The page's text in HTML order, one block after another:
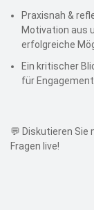
Praxisnah &
Motivation aus
erfolgreiche
Ein kritischer
für
💬 Diskutieren Sie
Fragen live!